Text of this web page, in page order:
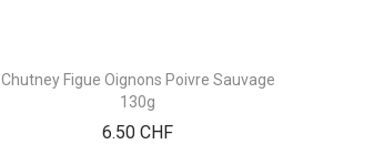
Chutney Figue Oignons Poivre Sauvage
130g
6.50 CHFPrix